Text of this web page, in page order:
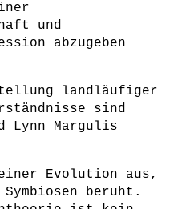
und
abzugeben
landläufiger
sind
Lynn Margulis
Evolution aus,
beruht.